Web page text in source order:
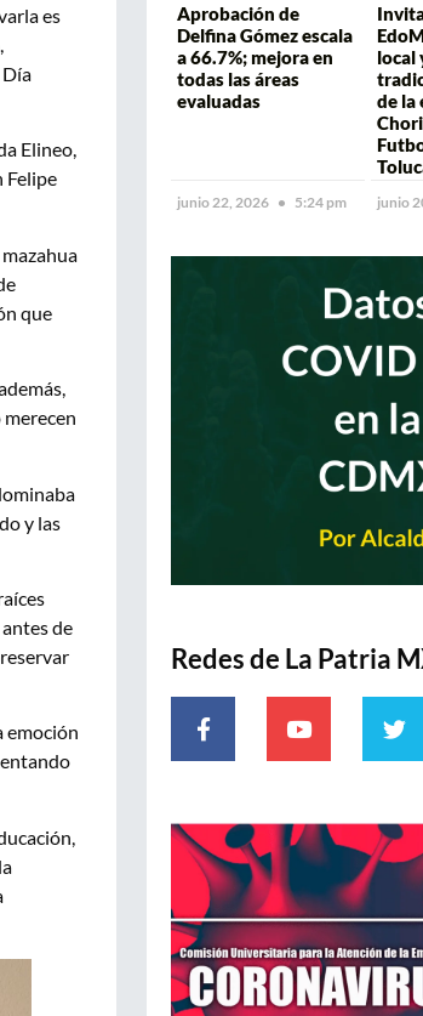
es
Elineo,
Felipe
que
y las
de
emoción
Aprobación de
Delfina Gómez escala
a 66.7%; mejora en
todas las áreas
evaluadas
junio 22, 2026 5:24 pm
local
de la
junio
Redes de La Patria